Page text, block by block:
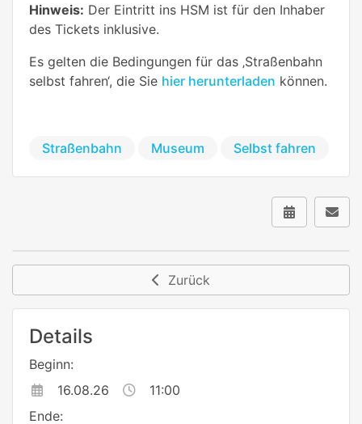
Hinweis: Der Eintritt ins HSM ist für den Inhaber
des Tickets inklusive.
Es gelten die Bedingungen für das ‚Straßenbahn
selbst fahren‘, die Sie hier herunterladen können.
Straßenbahn Museum Selbst fahren
Zurück
Details
Beginn:
16.08.26
11:00
Ende: